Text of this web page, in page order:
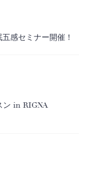
感セミナー開催！
ン in RIGNA